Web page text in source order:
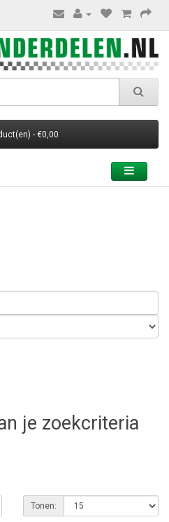
- €0,00
je zoekcriteria
Tonen: